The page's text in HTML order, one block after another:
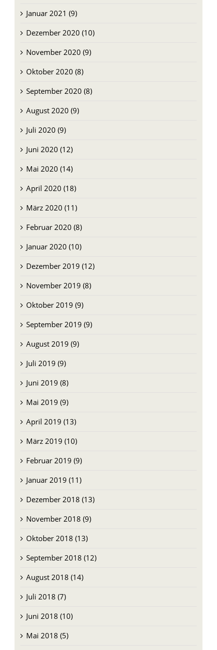
Januar 2021 (9)
Dezember 2020 (10)
November 2020 (9)
Oktober 2020 (8)
September 2020 (8)
August 2020 (9)
Juli 2020 (9)
Juni 2020 (12)
Mai 2020 (14)
April 2020 (18)
März 2020 (11)
Februar 2020 (8)
Januar 2020 (10)
Dezember 2019 (12)
November 2019 (8)
Oktober 2019 (9)
September 2019 (9)
August 2019 (9)
Juli 2019 (9)
Juni 2019 (8)
Mai 2019 (9)
April 2019 (13)
März 2019 (10)
Februar 2019 (9)
Januar 2019 (11)
Dezember 2018 (13)
November 2018 (9)
Oktober 2018 (13)
September 2018 (12)
August 2018 (14)
Juli 2018 (7)
Juni 2018 (10)
Mai 2018 (5)